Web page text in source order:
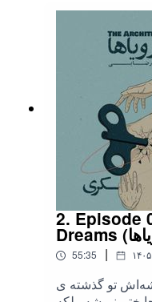
2. Episode
55:35 |
تو گذشته ی